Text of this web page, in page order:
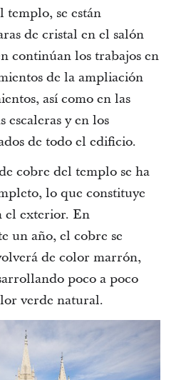
se están
de cristal en el salón
continúan los trabajos en
de la ampliación
así como en las
escaleras y en los
de todo el edificio.
cobre del templo se ha
lo que constituye
el exterior. En
un año, el cobre se
de color marrón,
poco a poco
verde natural.